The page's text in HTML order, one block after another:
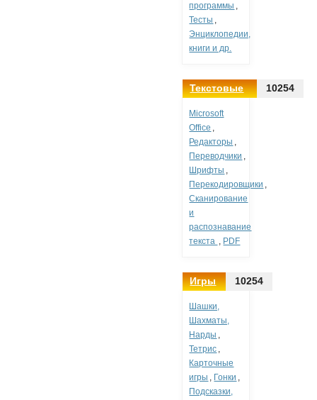
программы ,
Тесты ,
Энциклопедии,
книги и др.
Текстовые
программы
10254
Microsoft
Office ,
Редакторы ,
Переводчики ,
Шрифты ,
Перекодировщики ,
Сканирование
и
распознавание
текста , PDF
Игры 10254
Шашки,
Шахматы,
Нарды ,
Тетрис ,
Карточные
игры , Гонки ,
Подсказки,